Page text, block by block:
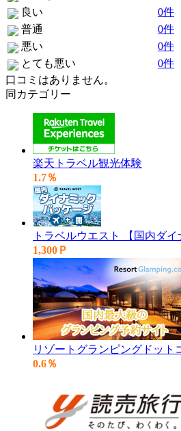
良い
0件
普通
0件
悪い
0件
とても悪い
0件
口コミはありません。
同カテゴリー
楽天トラベル観光体験
1.7％
トラベルウエスト 【国内ダイ
1,300Ｐ
リゾートグランピングドット
0.6％